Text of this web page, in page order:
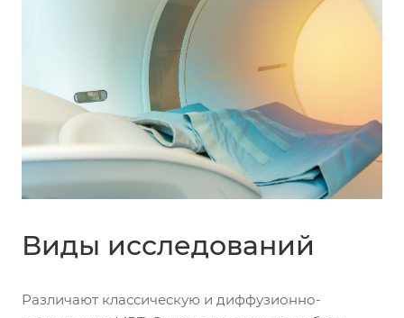
Виды исследований
Различают классическую и диффузионно-